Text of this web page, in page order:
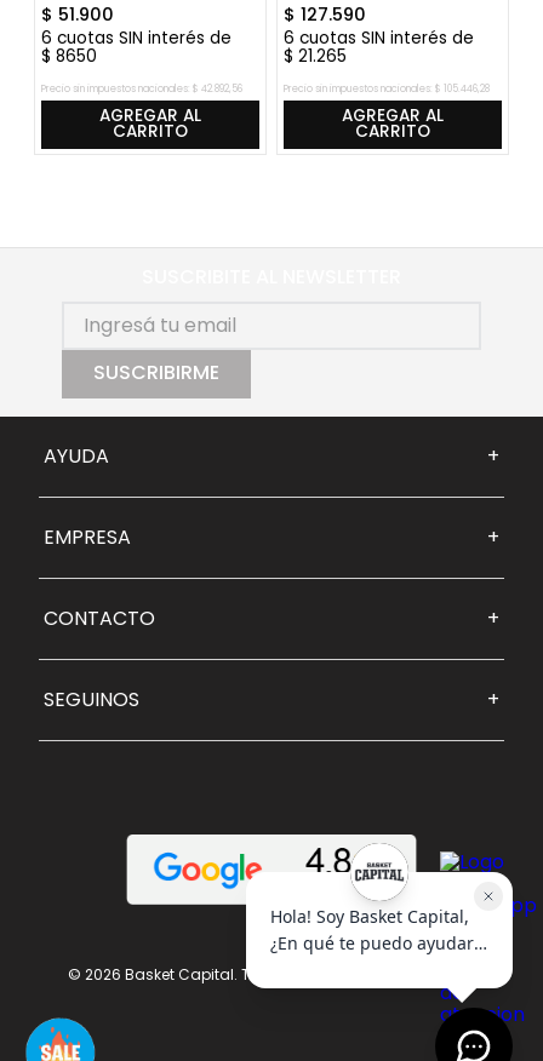
$ 51.900
6 cuotas SIN interés de
$ 8650
Precio sin impuestos nacionales: $ 42.892,56
AGREGAR AL
CARRITO
$ 127.590
6 cuotas SIN interés de
$ 21.265
Precio sin impuestos nacionales: $ 105.446,28
AGREGAR AL
CARRITO
SUSCRIBIRME
AYUDA +
EMPRESA +
CONTACTO +
SEGUINOS +
© 2026 Basket Capital. Todos los derechos reservados